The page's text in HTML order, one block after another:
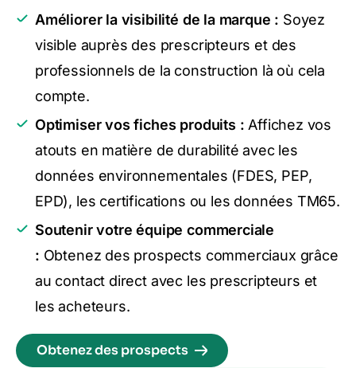
Améliorer la visibilité de la marque : Soyez
visible auprès des prescripteurs et des
professionnels de la construction là où cela
compte.
Optimiser vos fiches produits : Affichez vos
atouts en matière de durabilité avec les
données environnementales (FDES, PEP,
EPD), les certifications ou les données TM65.
Soutenir votre équipe commerciale
: Obtenez des prospects commerciaux grâce
au contact direct avec les prescripteurs et
les acheteurs.
Obtenez des prospects